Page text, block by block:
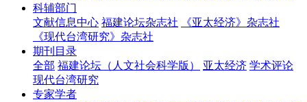
科辅部门
文献信息中心 福建论坛杂志社
《亚太经济》杂志社
《现代台湾研究》杂志社
期刊目录
全部 福建论坛（人文社会科学版） 亚太经济 学术评论
现代台湾研究
专家学者